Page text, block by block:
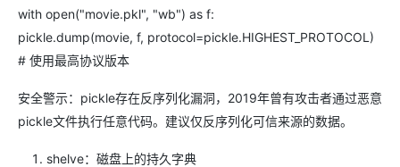
with open("movie.pkl", "wb") as f:
pickle.dump(movie, f, protocol=pickle.HIGHEST_PROTOCOL)
# 使用最高协议版本
安全警示：pickle存在反序列化漏洞，2019年曾有攻击者通过恶意
pickle文件执行任意代码。建议仅反序列化可信来源的数据。
shelve：磁盘上的持久字典